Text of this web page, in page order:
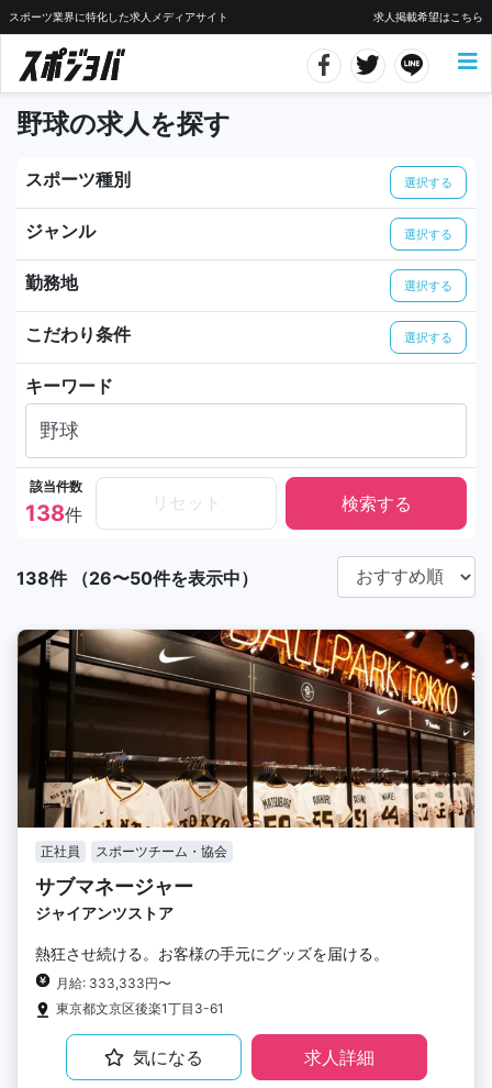
スポーツ業界に特化した求人メディアサイト 求人掲載希望はこちら
野球の求人を探す
スポーツ種別 選択する
ジャンル 選択する
勤務地 選択する
こだわり条件 選択する
キーワード
該当件数
138件
リセット
138件 （26〜50件を表示中）
正社員 スポーツチーム・協会
サブマネージャー
ジャイアンツストア
熱狂させ続ける。お客様の手元にグッズを届ける。
月給: 333,333円〜
東京都文京区後楽1丁目3-61
気になる 求人詳細